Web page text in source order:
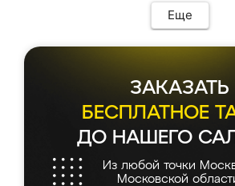
Еще
ЗАКАЗАТЬ
БЕСПЛАТНОЕ
ДО НАШЕГО
Из любой точки
Московской